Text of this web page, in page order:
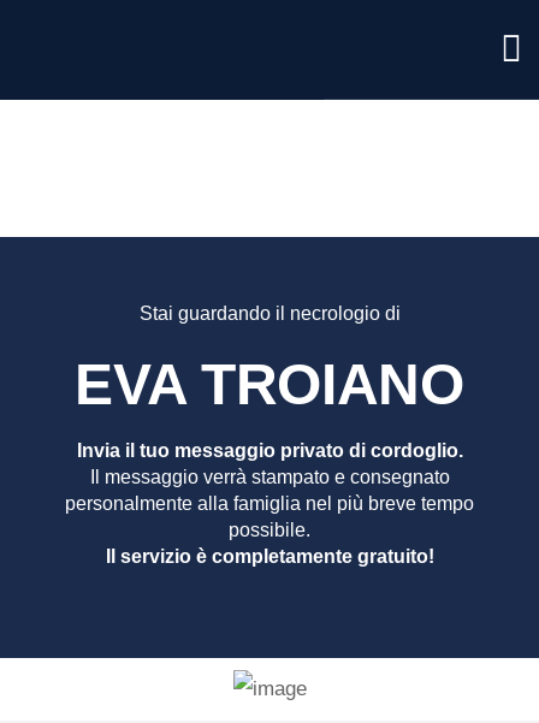
Stai guardando il necrologio di
EVA TROIANO
Invia il tuo messaggio privato di cordoglio.
Il messaggio verrà stampato e consegnato
personalmente alla famiglia nel più breve tempo
possibile.
Il servizio è completamente gratuito!